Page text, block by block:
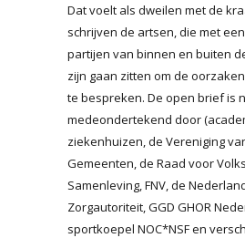
Dat voelt als dweilen met de
schrijven de artsen, die met
partijen van binnen en buiten
zijn gaan zitten om de
te bespreken. De open brief is
medeondertekend door
ziekenhuizen, de Vereniging
Gemeenten, de Raad voor
Samenleving, FNV, de
Zorgautoriteit, GGD GHOR
sportkoepel NOC*NSF en